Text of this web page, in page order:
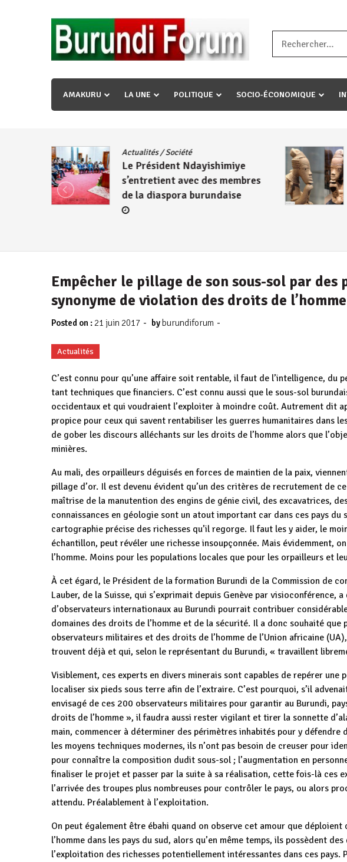
« Ingorane si ugupfa , ingorane ni ugupfa nabi ,gupfa ataco umariye
uzopfire neza umuryango n’igihugu cakwibarutse ? »
AMAKURU LA UNE POLITIQUE SOCIO-ÉCONOMIQUE
Actualités/Société
Le Président Ndayishimiye
s’entretient avec des membres
de la diaspora burundaise
Empêcher le pillage de son sous-sol par
synonyme de violation des droits de
Posted on : 21 juin 2017 - by burundiforum -
Actualités
C’est connu pour qu’une affaire soit rentable, il faut de l’intelligence, du
tant techniques que financiers. C’est connu aussi que le sous-sol
occidentaux et qui voudraient l’exploiter à moindre coût. Autrement dit
propice pour ceux qui savent rentabiliser les guerres humanitaires dans
de gober les discours alléchants sur les droits de l’homme alors que
minières.
Au mali, des orpailleurs déguisés en forces de maintien de la paix,
pillage d’or. Il est devenu évident qu’un des critères de recrutement de
maîtrise de la manutention des engins de génie civil, des excavatrices,
connaissances en géologie sont un atout important car dans ces pays du
cartographie précise des richesses qu’il regorge. Il faut les y aider, le
échantillon, peut révéler une richesse insoupçonnée. Mais évidemment,
l’homme. Moins pour les populations locales que pour les orpailleurs et
À cet égard, le Président de la formation Burundi de la Commission de
Lauber, de la Suisse, qui s’exprimait depuis Genève par visioconférence,
d’observateurs internationaux au Burundi pourrait contribuer
domaines des droits de l’homme et de la sécurité. Il a donc souhaité que
observateurs militaires et des droits de l’homme de l’Union africaine
trouvent déjà et qui, selon le représentant du Burundi, « travaillent
Visiblement, ces experts en divers minerais sont capables de repérer une
localiser six pieds sous terre afin de l’extraire. C’est pourquoi, s’il
envisagé de ces 200 observateurs militaires pour garantir au Burundi,
droits de l’homme », il faudra aussi rester vigilant et tirer la sonnette
main, commencer à déterminer des périmètres inhabités pour y défendre
les moyens techniques modernes, ils n’ont pas besoin de creuser pour
pour connaître la composition dudit sous-sol ; l’augmentation en
finaliser le projet et passer par la suite à sa réalisation, cette fois-là ces
l’arrivée des troupes plus nombreuses pour contrôler le pays, ou alors
attendu. Préalablement à l’exploitation.
On peut également être ébahi quand on observe cet amour que
l’homme dans les pays du sud, alors qu’en même temps, ils possèdent
l’exploitation des richesses potentiellement intéressantes dans ces pays.